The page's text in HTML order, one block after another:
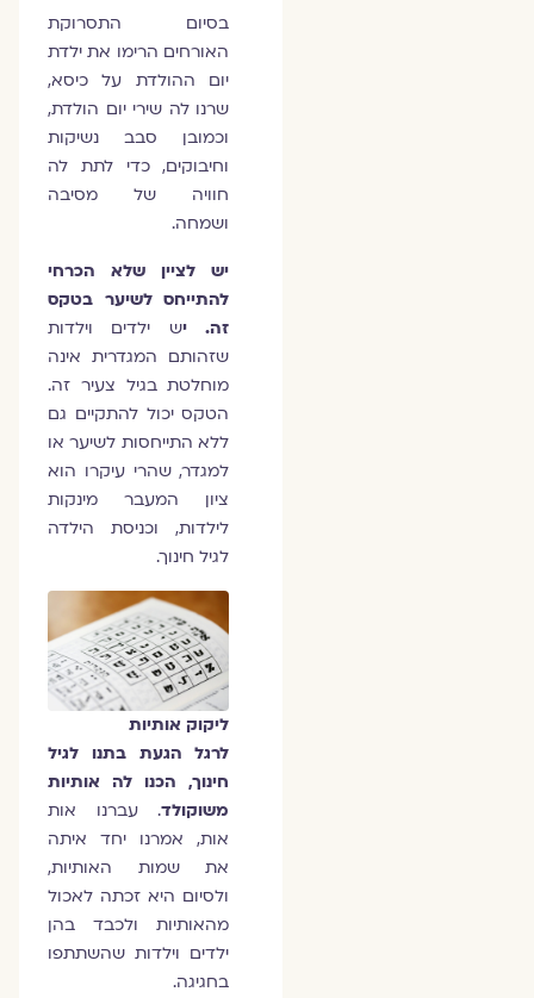
בסיום התסרוקת
האורחים הרימו את ילדת
יום ההולדת על כיסא,
שרנו לה שירי יום הולדת,
וכמובן סבב נשיקות
וחיבוקים, כדי לתת לה
חוויה של מסיבה
ושמחה.
יש לציין שלא הכרחי
להתייחס לשיער בטקס
זה. י
ש ילדים וילדות
שזהותם המגדרית אינה
מוחלטת בגיל צעיר זה.
הטקס יכול להתקיים גם
ללא התייחסות לשיער או
למגדר, שהרי עיקרו הוא
ציון המעבר מינקות
לילדות, וכניסת הילדה
לגיל חינוך.
ליקוק אותיות
לרגל הגעת בתנו לגיל
חינוך, הכנו לה אותיות
משוקולד. עברנו אות
אות, אמרנו יחד איתה
את שמות האותיות,
ולסיום היא זכתה לאכול
מהאותיות ולכבד בהן
ילדים וילדות שהשתתפו
בחגיגה.